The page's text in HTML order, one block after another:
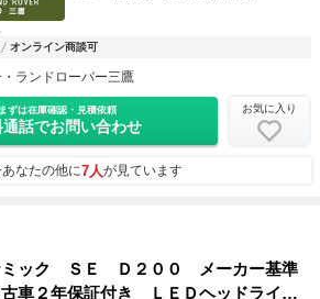
オンライン商談可
ランドローバー三鷹
まずは在庫確認・見積依頼
通話でお問い合わせ
お気に入り
なたの他に7人が見ています
ミック ＳＥ Ｄ２００ メーカー基準
車２年保証付き ＬＥＤヘッドライ